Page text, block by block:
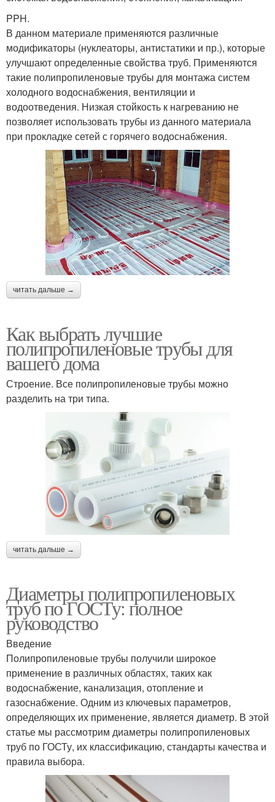
PPH.
В данном материале применяются различные
модификаторы (нуклеаторы, антистатики и пр.), которые
улучшают определенные свойства труб. Применяются
такие полипропиленовые трубы для монтажа систем
холодного водоснабжения, вентиляции и
водоотведения. Низкая стойкость к нагреванию не
позволяет использовать трубы из данного материала
при прокладке сетей с горячего водоснабжения.
читать дальше →
Как выбрать лучшие
полипропиленовые трубы для
вашего дома
Строение. Все полипропиленовые трубы можно
разделить на три типа.
читать дальше →
Диаметры полипропиленовых
труб по ГОСТу: полное
руководство
Введение
Полипропиленовые трубы получили широкое
применение в различных областях, таких как
водоснабжение, канализация, отопление и
газоснабжение. Одним из ключевых параметров,
определяющих их применение, является диаметр. В этой
статье мы рассмотрим диаметры полипропиленовых
труб по ГОСТу, их классификацию, стандарты качества и
правила выбора.